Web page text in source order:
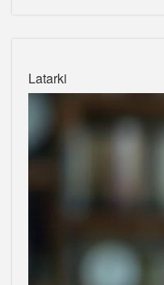
Latarki